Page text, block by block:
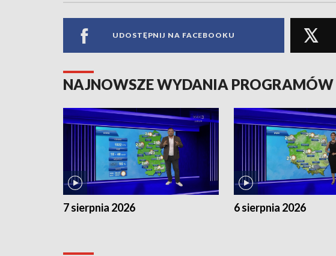
UDOSTĘPNIJ NA FACEBOOKU
NAJNOWSZE WYDANIA PROGRAMÓW
7 sierpnia 2026 6 sierpnia 2026